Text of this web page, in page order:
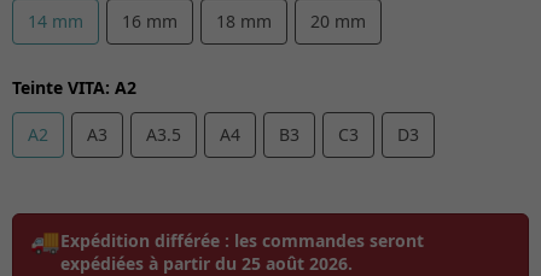
14 mm 16 mm 18 mm 20 mm
Teinte VITA: A2
A2 A3 A3.5 A4 B3 C3 D3
🚚Expédition différée : les commandes seront
expédiées à partir du 25 août 2026.